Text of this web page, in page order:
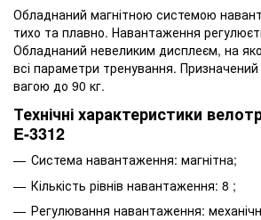
Обладнаний магнітною системою
тихо та плавно. Навантаження
Обладнаний невеликим дисплеєм, на
всі параметри тренування. Призначений
вагою до 90 кг.
Технічні характеристики
E-3312
Система навантаження: магнітна;
Кількість рівнів навантаження: 8 ;
Регулювання навантаження: